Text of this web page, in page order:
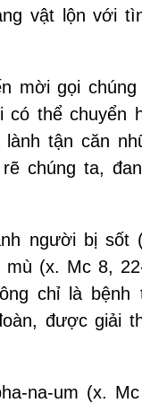
vật lộn với
mời gọi chúng
có thể chuyển
tận căn
chúng ta,
người bị sốt
(x. Mc 8,
chỉ là bệnh
được giải
na-um (x.